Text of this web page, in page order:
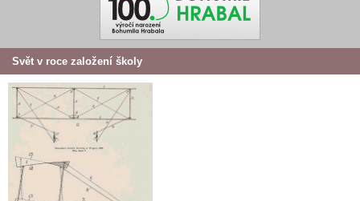
Svět v roce založení školy